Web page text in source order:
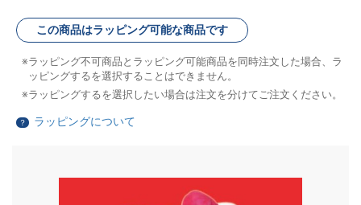
この商品はラッピング可能な商品です
ラッピング不可商品とラッピング可能商品を同時注文した場合、ラ
ッピングするを選択することはできません。
ラッピングするを選択したい場合は注文を分けてご注文ください。
？ ラッピングについて